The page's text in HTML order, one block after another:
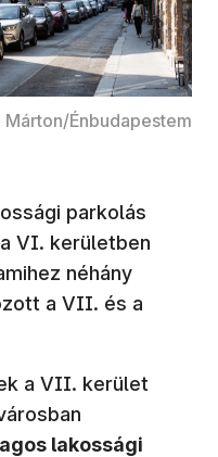
Márton/Énbudapestem
parkolás
VI. kerületben
néhány
a VII. és a
a VII. kerület
lakossági